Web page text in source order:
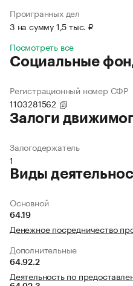
Проигранных дел
3 на сумму 1,5 тыс. ₽
Посмотреть все
Социальные
Регистрационный номер СФР
1103281562
Залоги
Залогодержатель
1
Виды
Основной
64.19
Денежное посредничество
Дополнительные
64.92.2
Деятельность по